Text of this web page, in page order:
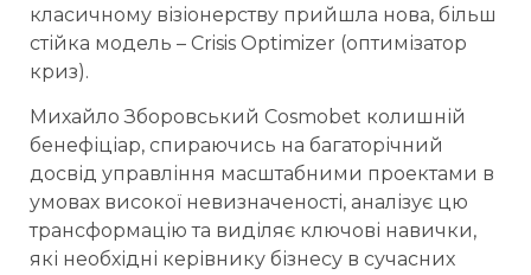
класичному візіонерству прийшла нова, більш
стійка модель – Crisis Optimizer (оптимізатор
криз).
Михайло Зборовський Cosmobet колишній
бенефіціар, спираючись на багаторічний
досвід управління масштабними проектами в
умовах високої невизначеності, аналізує цю
трансформацію та виділяє ключові навички,
які необхідні керівнику бізнесу в сучасних